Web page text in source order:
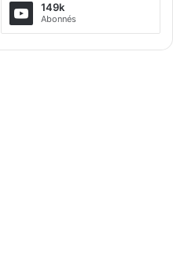
149k
Abonnés